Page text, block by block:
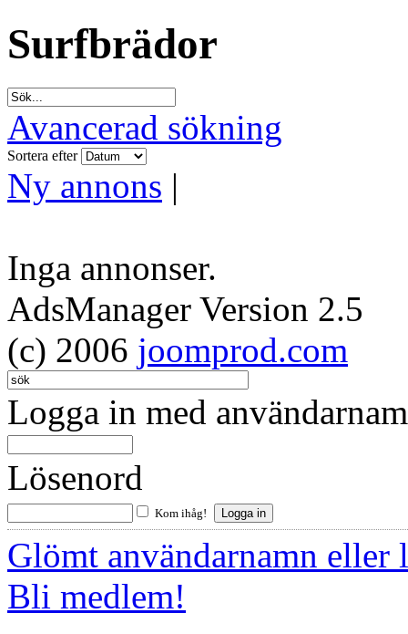
Surfbrädor
Avancerad sökning
Sortera efter
Ny annons |
Inga annonser.
AdsManager Version 2.5
(c) 2006 joomprod.com
Logga in med
Lösenord
Kom ihåg!
Glömt användarnamn eller
Bli medlem!